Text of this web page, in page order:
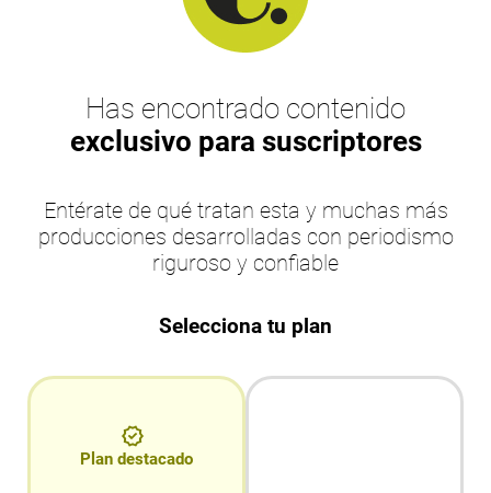
Has encontrado contenido
exclusivo para suscriptores
Entérate de qué tratan esta y muchas más
producciones desarrolladas con periodismo
riguroso y confiable
Selecciona tu plan
Plan destacado